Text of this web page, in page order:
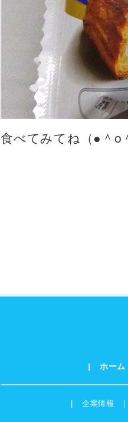
食べてみてね（●＾o
ホーム
企業情報